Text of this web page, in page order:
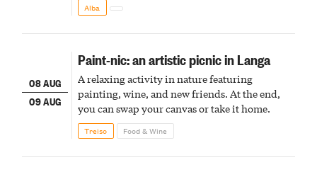
Alba
08 AUG
09 AUG
Paint-nic: an artistic picnic in Langa
A relaxing activity in nature featuring
painting, wine, and new friends. At the end,
you can swap your canvas or take it home.
Treiso Food & Wine